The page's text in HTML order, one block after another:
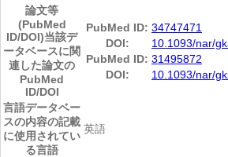
論文等
(PubMed
ID/DOI)当該デ
ータベースに関
連した論文の
PubMed
ID/DOI
PubMed ID: 34747471
DOI:
10.1093/nar/
PubMed ID: 31495872
DOI:
10.1093/nar/
言語データベー
スの内容の記載
に使用されてい
る言語
英語